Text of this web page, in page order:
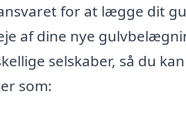
for at lægge dit
af dine nye
selskaber, så du
som: